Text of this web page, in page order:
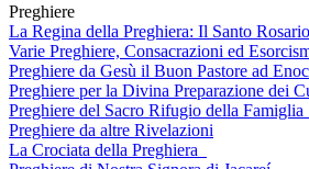
Preghiere
La Regina della Preghiera: Il Santo Rosario
Varie Preghiere, Consacrazioni ed
Preghiere da Gesù il Buon Pastore ad Enoc
Preghiere per la Divina Preparazione dei
Preghiere del Sacro Rifugio della Famiglia
Preghiere da altre Rivelazioni
La Crociata della Preghiera